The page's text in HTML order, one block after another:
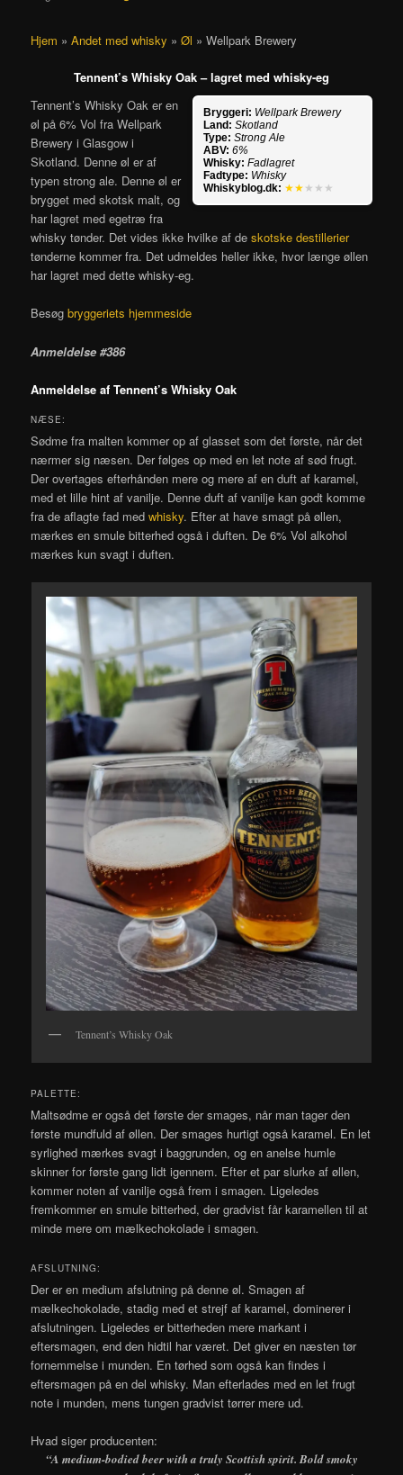
Hjem »Andet med whisky »Øl »Wellpark Brewery
Tennent’s Whisky Oak – lagret med whisky-eg
Bryggeri: Wellpark Brewery
Land: Skotland
Type: Strong Ale
ABV: 6%
Whisky: Fadlagret
Fadtype: Whisky
Whiskyblog.dk: ★★ ★★★
Tennent’s Whisky Oak er en
øl på 6% Vol fra Wellpark
Brewery i Glasgow i
Skotland. Denne øl er af
typen strong ale. Denne øl er
brygget med skotsk malt, og
har lagret med egetræ fra
whisky tønder. Det vides ikke hvilke af deskotske destillerier
tønderne kommer fra. Det udmeldes heller ikke, hvor længe øllen
har lagret med dette whisky-eg.
Besøgbryggeriets hjemmeside
Anmeldelse #386
Anmeldelse af Tennent’s Whisky Oak
NÆSE:
Sødme fra malten kommer op af glasset som det første, når det
nærmer sig næsen. Der følges op med en let note af sød frugt.
Der overtages efterhånden mere og mere af en duft af karamel,
med et lille hint af vanilje. Denne duft af vanilje kan godt komme
fra de aflagte fad medwhisky. Efter at have smagt på øllen,
mærkes en smule bitterhed også i duften. De 6% Vol alkohol
mærkes kun svagt i duften.
Tennent’s Whisky Oak
PALETTE:
Maltsødme er også det første der smages, når man tager den
første mundfuld af øllen. Der smages hurtigt også karamel. En let
syrlighed mærkes svagt i baggrunden, og en anelse humle
skinner for første gang lidt igennem. Efter et par slurke af øllen,
kommer noten af vanilje også frem i smagen. Ligeledes
fremkommer en smule bitterhed, der gradvist får karamellen til at
minde mere om mælkechokolade i smagen.
AFSLUTNING:
Der er en medium afslutning på denne øl. Smagen af
mælkechokolade, stadig med et strejf af karamel, dominerer i
afslutningen. Ligeledes er bitterheden mere markant i
eftersmagen, end den hidtil har været. Det giver en næsten tør
fornemmelse i munden. En tørhed som også kan findes i
eftersmagen på en del whisky. Man efterlades med en let frugt
note i munden, mens tungen gradvist tørrer mere ud.
Hvad siger producenten:
“A medium-bodied beer with a truly Scottish spirit. Bold smoky